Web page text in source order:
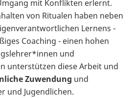
mit Konflikten erlernt.
von Ritualen haben neben
Lernens -
Coaching - einen hohen
und
unterstützen diese Arbeit und
Zuwendung und
und Jugendlichen.